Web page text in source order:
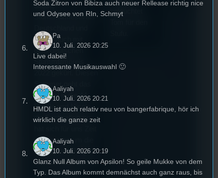
älteste
Stummfilmfestivals
wurde auch mit
dem deutschen
Sommer geht das
Festival in die 44.
Runde und Nicole,
die Festivalleitung,
genommen um die
wichtigsten Fragen
rund um das Event
zu beantworten.
beleuchtet
Soda Zitron von Bibiza auch neuer Rellease richtig nice
und Odysee von RIn, Schmyt
Pa
10. Juli. 2026 20:25
Live dabei!
Interessante Musikauswahl 🙂
Aaliyah
10. Juli. 2026 20:21
HMDL ist auch relativ neu von bangerfabrique, hör ich
wirklich die ganze zeit
Aaliyah
10. Juli. 2026 20:19
Glanz Null Album von Apsilon! So geile Mukke von dem
Typ. Das Album kommt demnächst auch ganz raus, bis